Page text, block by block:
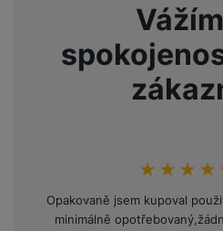
100 %
Opakovaně jsem kupoval
minimálně